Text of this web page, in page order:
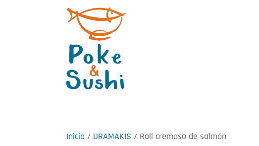
Inicio / URAMAKIS / Roll cremoso de salmón